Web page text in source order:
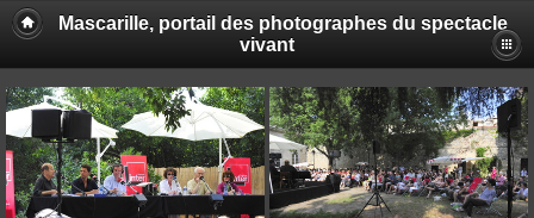
Mascarille, portail des photographes du spectacle
vivant